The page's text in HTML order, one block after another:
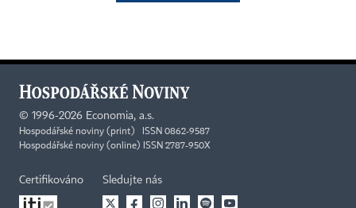
© 1996-2026 Economia, a.s.
Hospodářské noviny (print) ISSN 0862-9587
Hospodářské noviny (online) ISSN 2787-950X
Certifikováno Sledujte nás